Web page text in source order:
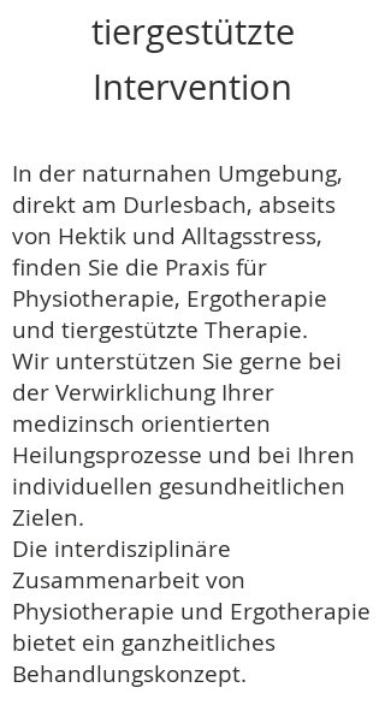
tiergestützte
Intervention
In der naturnahen Umgebung,
direkt am Durlesbach, abseits
von Hektik und Alltagsstress,
finden Sie die Praxis für
Physiotherapie, Ergotherapie
und tiergestützte Therapie.
Wir unterstützen Sie gerne bei
der Verwirklichung Ihrer
medizinsch orientierten
Heilungsprozesse und bei Ihren
individuellen gesundheitlichen
Zielen.
Die interdisziplinäre
Zusammenarbeit von
Physiotherapie und Ergotherapie
bietet ein ganzheitliches
Behandlungskonzept.